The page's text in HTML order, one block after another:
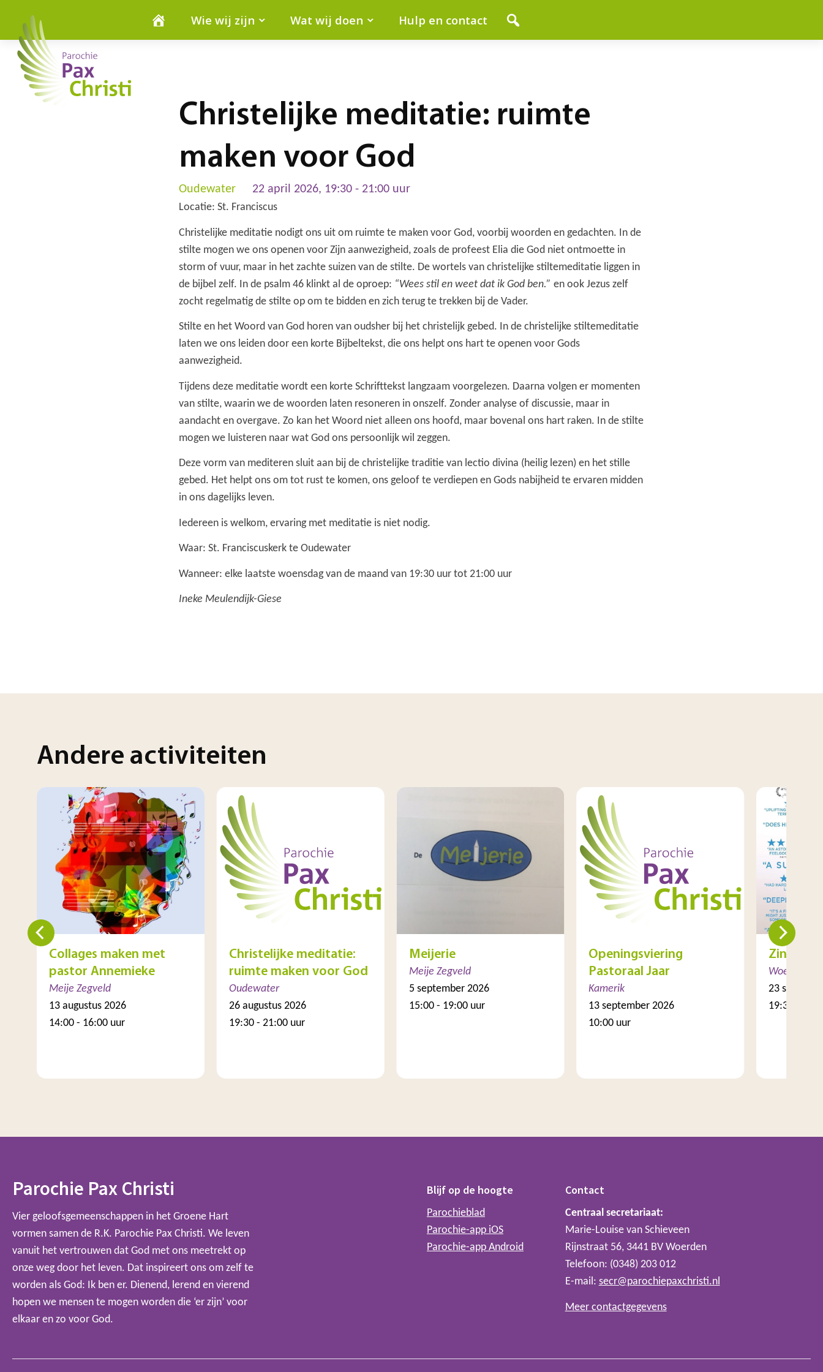
Wie wij zijn Wat wij doen Hulp en contact
Christelijke meditatie: ruimte
maken voor God
Oudewater 22 april 2026, 19:30 - 21:00 uur
Locatie: St. Franciscus
Christelijke meditatie nodigt ons uit om ruimte te maken voor God, voorbij woorden en gedachten. In de
stilte mogen we ons openen voor Zijn aanwezigheid, zoals de profeest Elia die God niet ontmoette in
storm of vuur, maar in het zachte suizen van de stilte. De wortels van christelijke stiltemeditatie liggen in
de bijbel zelf. In de psalm 46 klinkt al de oproep: “Wees stil en weet dat ik God ben.” en ook Jezus zelf
zocht regelmatig de stilte op om te bidden en zich terug te trekken bij de Vader.
Stilte en het Woord van God horen van oudsher bij het christelijk gebed. In de christelijke stiltemeditatie
laten we ons leiden door een korte Bijbeltekst, die ons helpt ons hart te openen voor Gods
aanwezigheid.
Tijdens deze meditatie wordt een korte Schrifttekst langzaam voorgelezen. Daarna volgen er momenten
van stilte, waarin we de woorden laten resoneren in onszelf. Zonder analyse of discussie, maar in
aandacht en overgave. Zo kan het Woord niet alleen ons hoofd, maar bovenal ons hart raken. In de stilte
mogen we luisteren naar wat God ons persoonlijk wil zeggen.
Deze vorm van mediteren sluit aan bij de christelijke traditie van lectio divina (heilig lezen) en het stille
gebed. Het helpt ons om tot rust te komen, ons geloof te verdiepen en Gods nabijheid te ervaren midden
in ons dagelijks leven.
Iedereen is welkom, ervaring met meditatie is niet nodig.
Waar: St. Franciscuskerk te Oudewater
Wanneer: elke laatste woensdag van de maand van 19:30 uur tot 21:00 uur
Ineke Meulendijk-Giese
Andere activiteiten
Collages maken met
pastor Annemieke
Meije Zegveld
13 augustus 2026
14:00 - 16:00 uur
Christelijke meditatie:
ruimte maken voor God
Oudewater
26 augustus 2026
19:30 - 21:00 uur
Meijerie
Meije Zegveld
5 september 2026
15:00 - 19:00 uur
Openingsviering
Pastoraal Jaar
Kamerik
13 september 2026
10:00 uur
Zin in
Woerden
23
19:30 uur
Parochie Pax Christi
Vier geloofsgemeenschappen in het Groene Hart
vormen samen de R.K. Parochie Pax Christi. We leven
vanuit het vertrouwen dat God met ons meetrekt op
onze weg door het leven. Dat inspireert ons om zelf te
worden als God: Ik ben er. Dienend, lerend en vierend
hopen we mensen te mogen worden die ‘er zijn’ voor
elkaar en zo voor God.
Blijf op de hoogte
Parochieblad
Parochie-app iOS
Parochie-app Android
Contact
Centraal secretariaat:
Marie-Louise van Schieveen
Rijnstraat 56, 3441 BV Woerden
Telefoon: (0348) 203 012
E-mail: secr@parochiepaxchristi.nl
Meer contactgegevens